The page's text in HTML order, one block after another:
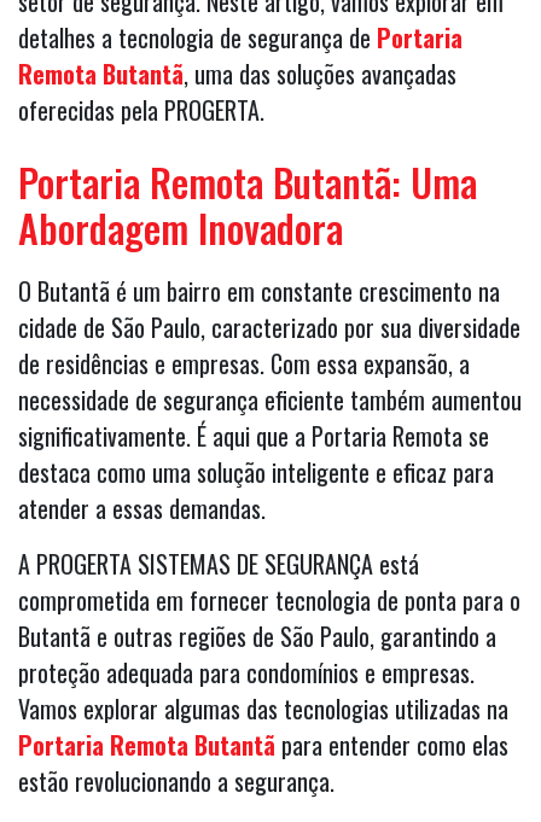
detalhes a tecnologia de segurança de Portaria
Remota Butantã, uma das soluções avançadas
oferecidas pela PROGERTA.
Portaria Remota Butantã: Uma
Abordagem Inovadora
O Butantã é um bairro em constante crescimento na
cidade de São Paulo, caracterizado por sua diversidade
de residências e empresas. Com essa expansão, a
necessidade de segurança eficiente também aumentou
significativamente. É aqui que a Portaria Remota se
destaca como uma solução inteligente e eficaz para
atender a essas demandas.
A PROGERTA SISTEMAS DE SEGURANÇA está
comprometida em fornecer tecnologia de ponta para o
Butantã e outras regiões de São Paulo, garantindo a
proteção adequada para condomínios e empresas.
Vamos explorar algumas das tecnologias utilizadas na
Portaria Remota Butantã para entender como elas
estão revolucionando a segurança.